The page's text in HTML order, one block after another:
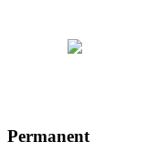
Permanent